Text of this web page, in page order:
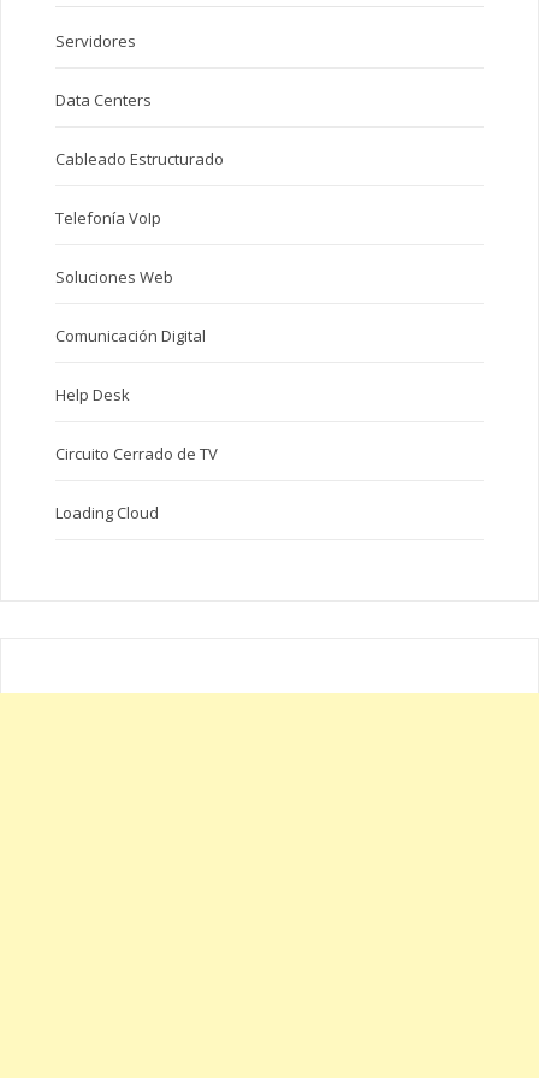
Servidores
Data Centers
Cableado Estructurado
Telefonía VoIp
Soluciones Web
Comunicación Digital
Help Desk
Circuito Cerrado de TV
Loading Cloud